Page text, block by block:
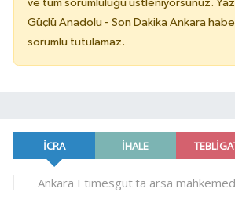
ve tüm sorumluluğu üstleniyorsunuz.
Güçlü Anadolu - Son Dakika Ankara
sorumlu tutulamaz.